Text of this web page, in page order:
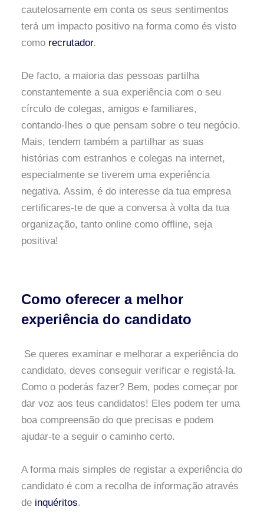
cautelosamente em conta os seus sentimentos
terá um impacto positivo na forma como és visto
como recrutador.
De facto, a maioria das pessoas partilha
constantemente a sua experiência com o seu
círculo de colegas, amigos e familiares,
contando-lhes o que pensam sobre o teu negócio.
Mais, tendem também a partilhar as suas
histórias com estranhos e colegas na internet,
especialmente se tiverem uma experiência
negativa. Assim, é do interesse da tua empresa
certificares-te de que a conversa à volta da tua
organização, tanto online como offline, seja
positiva!
Como oferecer a melhor
experiência do candidato
Se queres examinar e melhorar a experiência do
candidato, deves conseguir verificar e registá-la.
Como o poderás fazer? Bem, podes começar por
dar voz aos teus candidatos! Eles podem ter uma
boa compreensão do que precisas e podem
ajudar-te a seguir o caminho certo.
A forma mais simples de registar a experiência do
candidato é com a recolha de informação através
de inquéritos.